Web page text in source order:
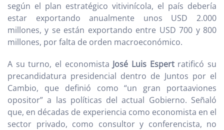
según el plan estratégico vitivinícola, el país debería
estar exportando anualmente unos USD 2.000
millones, y se están exportando entre USD 700 y 800
millones, por falta de orden macroeconómico.
A su turno, el economista José Luis Espertratificó su
precandidatura presidencial dentro de Juntos por el
Cambio, que definió como “un gran portaaviones
opositor” a las políticas del actual Gobierno. Señaló
que, en décadas de experiencia como economista en el
sector privado, como consultor y conferencista, no